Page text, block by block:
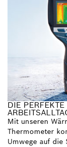
DIE
Mit unseren
Thermometer
Umwege auf die